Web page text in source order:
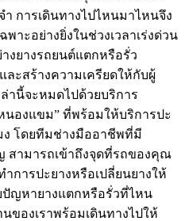
การเดินทางไปไหนมาไหนจึง
าะอย่างยิ่งในช่วงเวลาเร่งด่วน
งยางรถยนต์แตกหรือรั่ว
ละสร้างความเครียดให้กับผู้
านี้จะหมดไปด้วยบริการ
หนองแขม” ที่พร้อมให้บริการปะ
ง โดยทีมช่างมืออาชีพที่มี
ามารถเข้าถึงจุดที่รถของคุณ
ำการปะยางหรือเปลี่ยนยางให้
ญหายางแตกหรือรั่วที่ไหน
ของเราพร้อมเดินทางไปให้